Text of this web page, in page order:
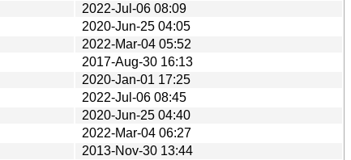
2022-Jul-06 08:09
2020-Jun-25 04:05
2022-Mar-04 05:52
2017-Aug-30 16:13
2020-Jan-01 17:25
2022-Jul-06 08:45
2020-Jun-25 04:40
2022-Mar-04 06:27
2013-Nov-30 13:44